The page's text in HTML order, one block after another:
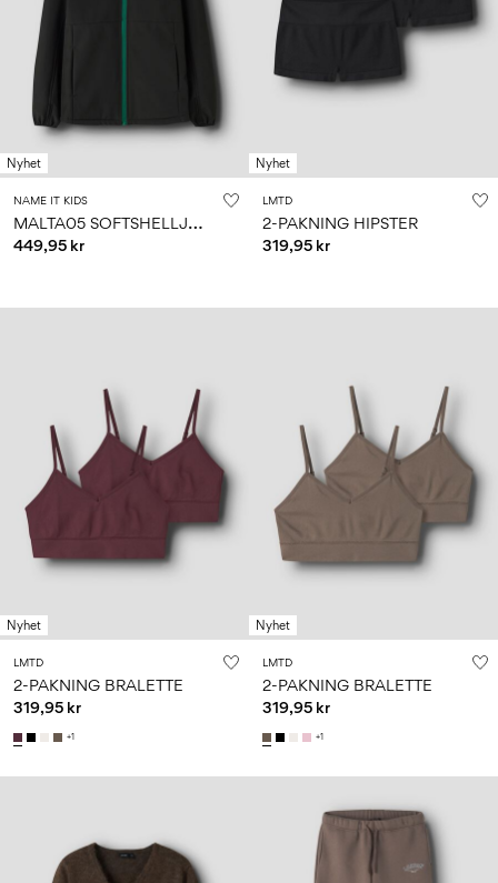
Nyhet
NAME IT KIDS
M
ALTA05 SOFTSHELLJAKKE
449,95 kr
Nyhet
LMTD
2-PAKNING HIPSTER
319,95 kr
Nyhet
LMTD
2-PAKNING BRALETTE
319,95 kr
+1
Nyhet
LMTD
2-PAKNING BRALETTE
319,95 kr
+1